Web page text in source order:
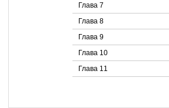
Глава 7
Глава 8
Глава 9
Глава 10
Глава 11